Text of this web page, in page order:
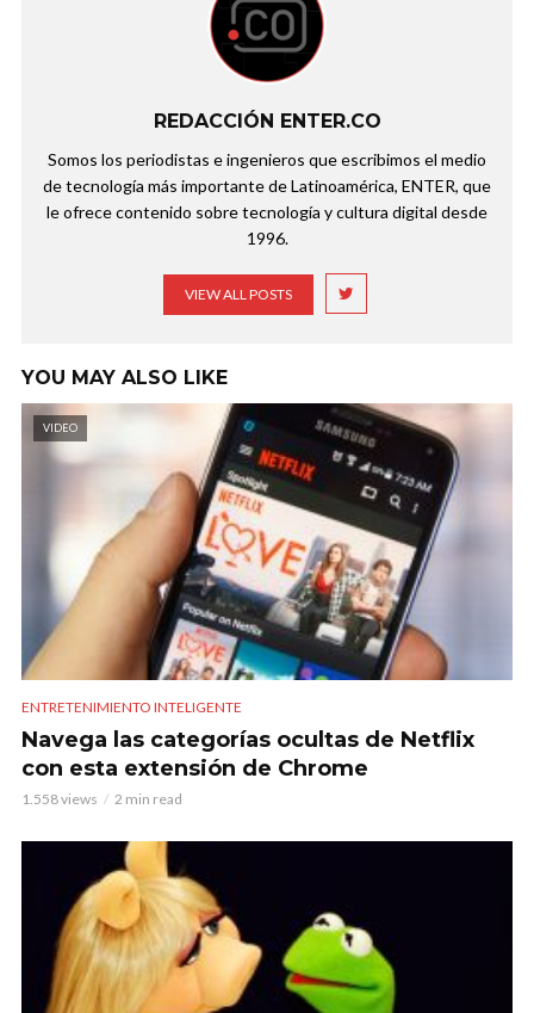
REDACCIÓN ENTER.CO
Somos los periodistas e ingenieros que escribimos el medio
de tecnología más importante de Latinoamérica, ENTER, que
le ofrece contenido sobre tecnología y cultura digital desde
1996.
VIEW ALL POSTS
YOU MAY ALSO LIKE
VIDEO
ENTRETENIMIENTO INTELIGENTE
Navega las categorías ocultas de Netflix
con esta extensión de Chrome
1.558 views 2 min read